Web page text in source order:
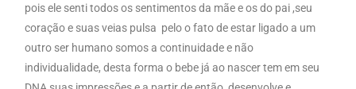
pois ele senti todos os sentimentos da mãe e os do pai ,seu
coração e suas veias pulsa pelo o fato de estar ligado a um
outro ser humano somos a continuidade e não
individualidade, desta forma o bebe já ao nascer tem em seu